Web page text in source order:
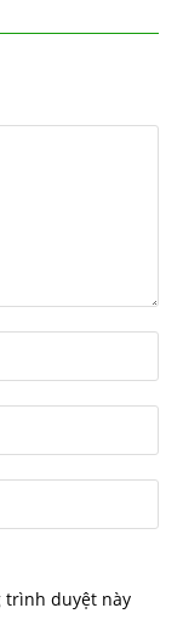
trình duyệt này